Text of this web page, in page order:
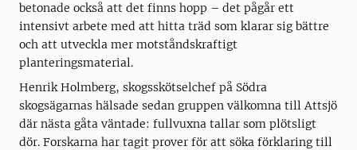
betonade också att det finns hopp – det pågår ett
intensivt arbete med att hitta träd som klarar sig bättre
och att utveckla mer motståndskraftigt
planteringsmaterial.
Henrik Holmberg, skogsskötselchef på Södra
skogsägarnas hälsade sedan gruppen välkomna till Attsjö
där nästa gåta väntade: fullvuxna tallar som plötsligt
dör. Forskarna har tagit prover för att söka förklaring till